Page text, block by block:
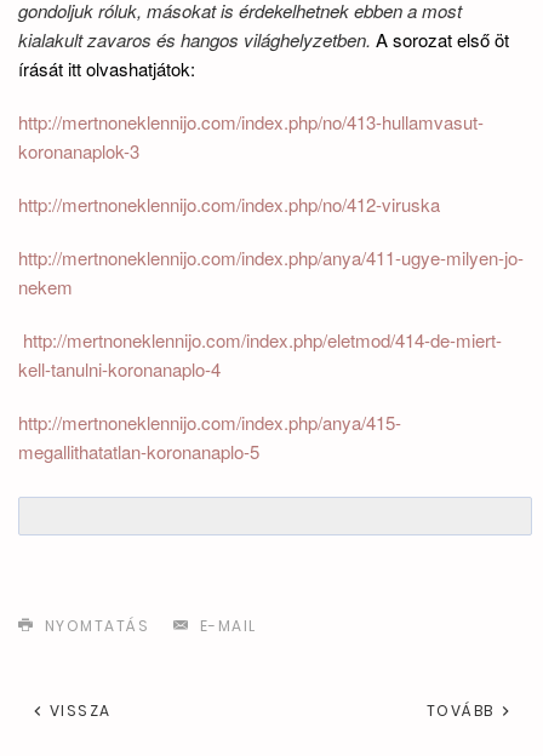
gondoljuk róluk, másokat is érdekelhetnek ebben a most
kialakult zavaros és hangos világhelyzetben. A sorozat első öt
írását itt olvashatjátok:
http://mertnoneklennijo.com/index.php/no/413-hullamvasut-
koronanaplok-3
http://mertnoneklennijo.com/index.php/no/412-viruska
http://mertnoneklennijo.com/index.php/anya/411-ugye-milyen-jo-
nekem
http://mertnoneklennijo.com/index.php/eletmod/414-de-miert-
kell-tanulni-koronanaplo-4
http://mertnoneklennijo.com/index.php/anya/415-
megallithatatlan-koronanaplo-5
NYOMTATÁS E-MAIL
VISSZA TOVÁBB